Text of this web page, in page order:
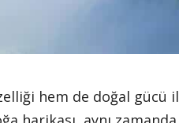
hem de doğal gücü